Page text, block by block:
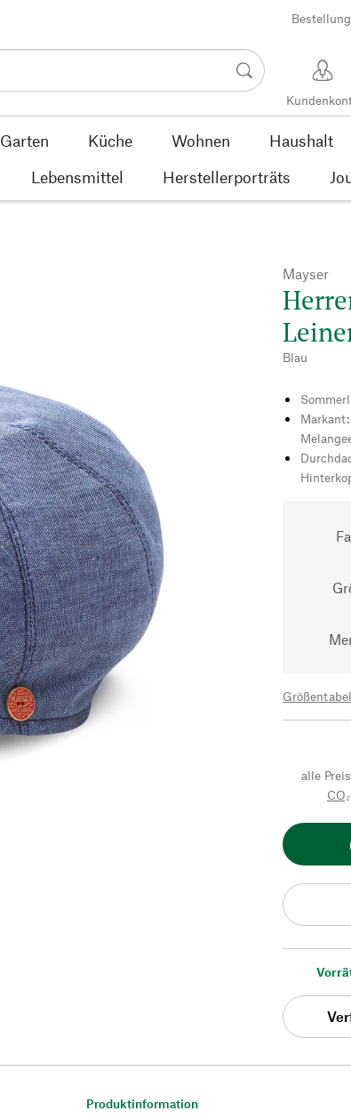
Garten Küche Wohnen Haushalt
Lebensmittel Herstellerporträts
Mayser
Blau
alle
Produktinformation